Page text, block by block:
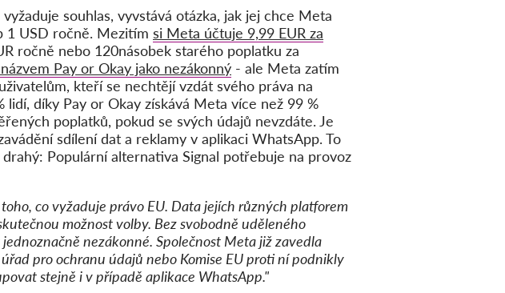
souhlas, vyvstává otázka, jak jej chce Meta
1 USD ročně. Mezitím si Meta účtuje 9,99 EUR za
ročně nebo 120násobek starého poplatku za
Pay or Okay jako nezákonný - ale Meta zatím
kteří se nechtějí vzdát svého práva na
díky Pay or Okay získává Meta více než 99 %
poplatků, pokud se svých údajů nevzdáte. Je
sdílení dat a reklamy v aplikaci WhatsApp. To
Populární alternativa Signal potřebuje na provoz
co vyžaduje právo EU. Data jejích různých platforem
možnost volby. Bez svobodně uděleného
nezákonné. Společnost Meta již zavedla
pro ochranu údajů nebo Komise EU proti ní podnikly
stejně i v případě aplikace WhatsApp."